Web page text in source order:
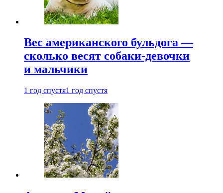
Вес американского бульдога —
сколько весят собаки-девочки
и мальчики
1 год спустя1 год спустя